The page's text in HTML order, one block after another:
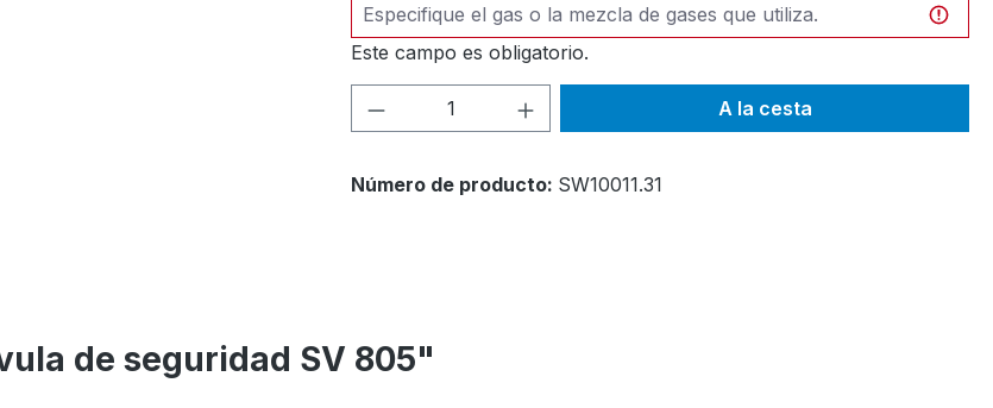
Este campo es obligatorio.
Cantidad del producto: introduce la cantidad
A la cesta
Número de producto: SW10011.31
de seguridad SV 805"